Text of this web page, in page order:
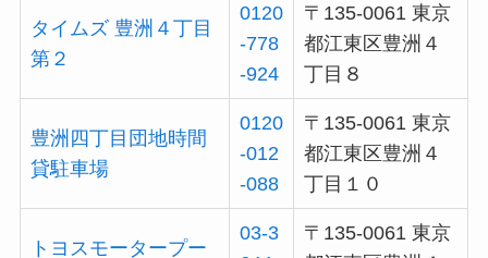
タイムズ 豊洲４丁目
第２
0120
-778
-924
〒135-0061 東京
都江東区豊洲４
丁目８
豊洲四丁目団地時間
貸駐車場
0120
-012
-088
〒135-0061 東京
都江東区豊洲４
丁目１０
トヨスモータープー
03-3
〒135-0061 東京